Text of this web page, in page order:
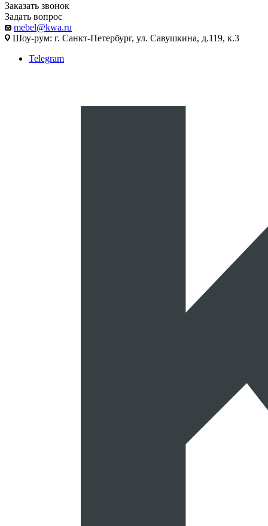
Заказать звонок
Задать вопрос
mebel@kwa.ru
Шоу-рум: г. Санкт-Петербург, ул. Савушкина, д.119, к.3
Telegram